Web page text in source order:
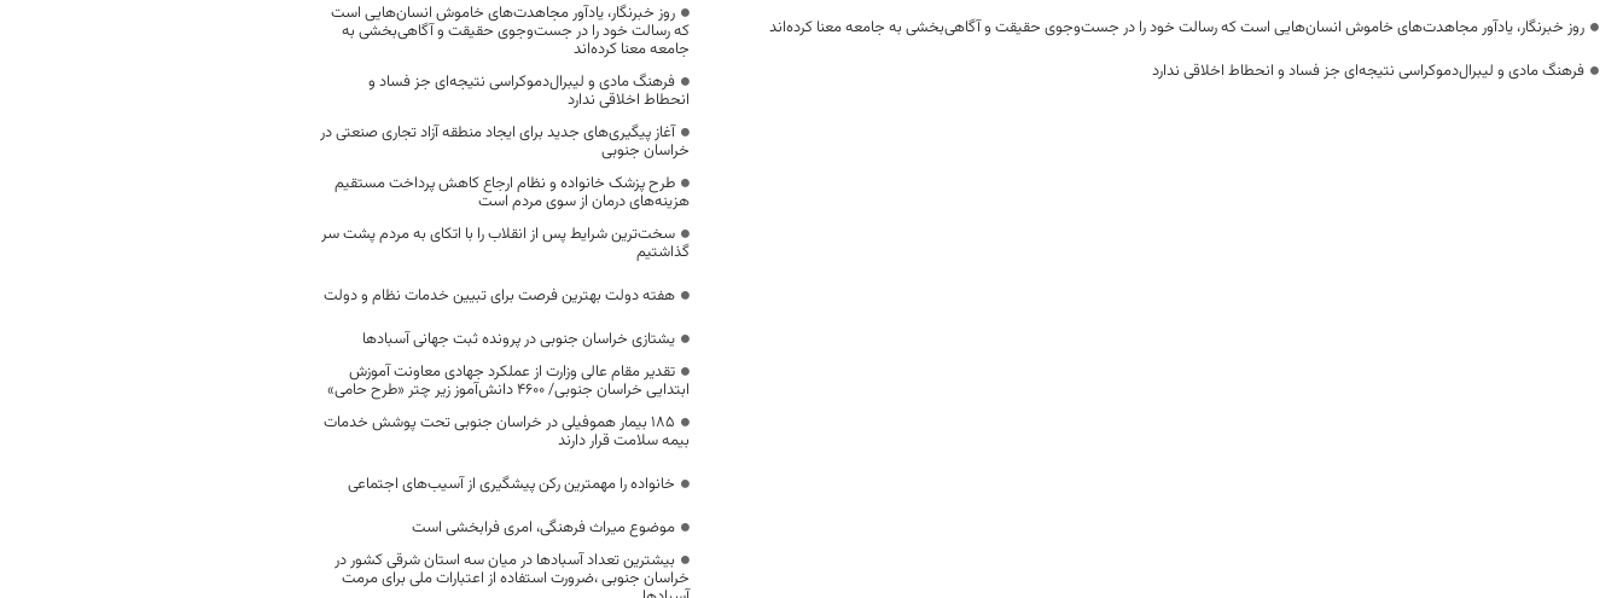
روز خبرنگار، یادآور مجاهدت‌های خاموش انسان‌هایی است که رسالت خود را در جست‌وجوی حقیقت و آگاهی‌بخشی به جامعه معنا کرده‌اند
فرهنگ مادی و لیبرال‌دموکراسی نتیجه‌ای جز فساد و انحطاط اخلاقی ندارد
روز خبرنگار، یادآور مجاهدت‌های خاموش انسان‌هایی است
که رسالت خود را در جست‌وجوی حقیقت و آگاهی‌بخشی به
جامعه معنا کرده‌اند
فرهنگ مادی و لیبرال‌دموکراسی نتیجه‌ای جز فساد و
انحطاط اخلاقی ندارد
آغاز پیگیری‌های جدید برای ایجاد منطقه آزاد تجاری صنعتی در
خراسان جنوبی
طرح پزشک خانواده و نظام ارجاع کاهش پرداخت مستقیم
هزینه‌های درمان از سوی مردم است
سخت‌ترین شرایط پس از انقلاب را با اتکای به مردم پشت سر
گذاشتیم
هفته دولت بهترین فرصت برای تبیین خدمات نظام و دولت
یشتازی خراسان جنوبی در پرونده ثبت جهانی آسبادها
تقدیر مقام عالی وزارت از عملکرد جهادی معاونت آموزش
ابتدایی خراسان جنوبی/ ۴۶۰۰ دانش‌آموز زیر چتر «طرح حامی»
۱۸۵ بیمار هموفیلی در خراسان جنوبی تحت پوشش خدمات
بیمه سلامت قرار دارند
خانواده را مهمترین رکن پیشگیری از آسیب‌های اجتماعی
موضوع میراث فرهنگی، امری فرابخشی است
بیشترین تعداد آسبادها در میان سه استان شرقی کشور در
خراسان جنوبی ،ضرورت استفاده از اعتبارات ملی برای مرمت